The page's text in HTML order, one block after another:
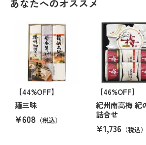
あなたへのオススメ
【44%OFF】
麺三昧
¥608 （税込）
【46%OFF】
紀州南高梅 紀
詰合せ
¥1,736 （税込）